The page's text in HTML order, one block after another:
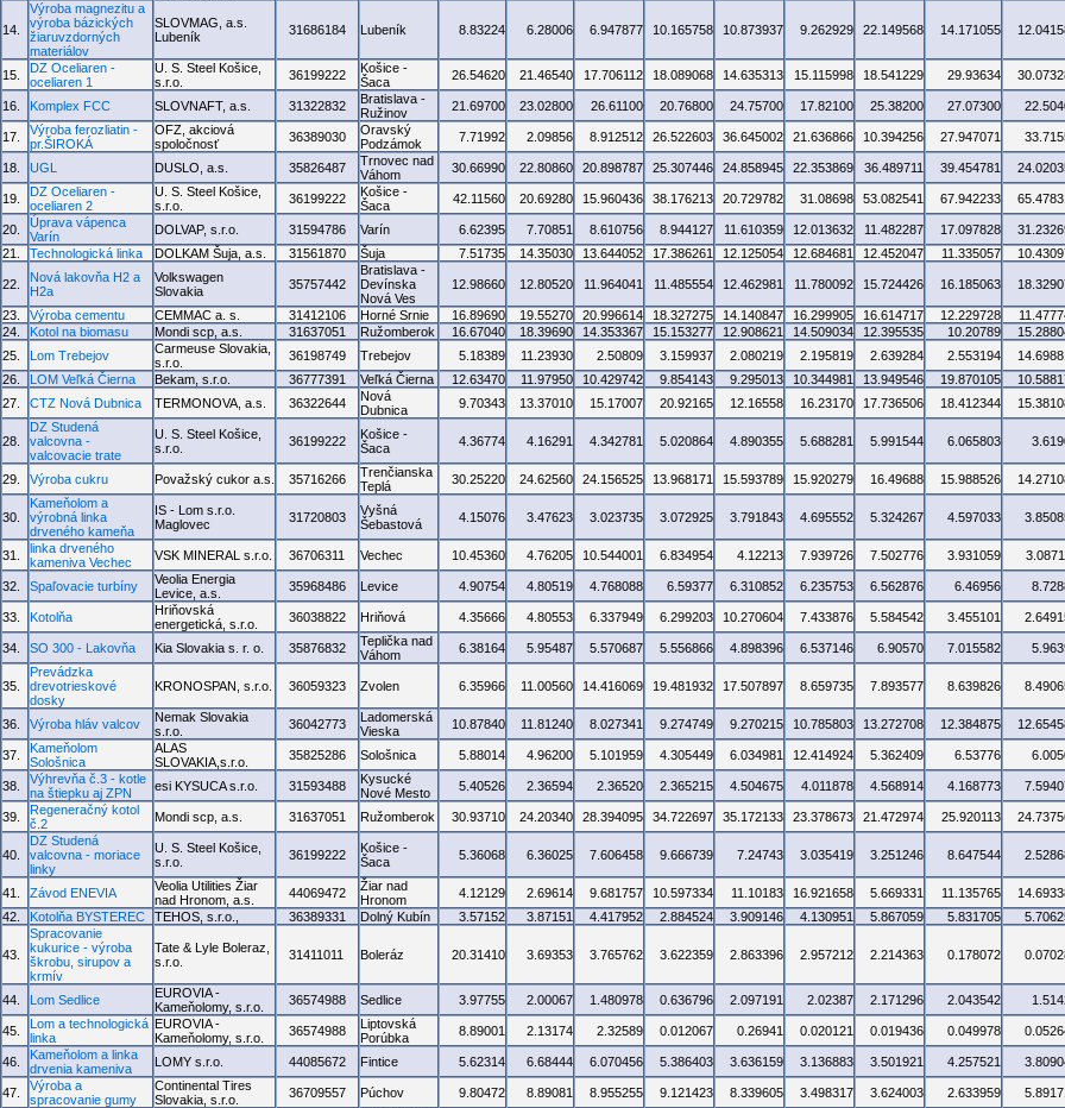
14.
Výroba magnezitu a
výroba bázických
žiaruvzdorných
materiálov
SLOVMAG, a.s.
Lubeník
31686184 Lubeník 8.83224 6.28006 6.947877 10.165758 10.873937 9.262929 22.149568 14.171055
15.
DZ Oceliaren -
oceliaren 1
U. S. Steel Košice,
s.r.o.
36199222
Košice -
Šaca
26.54620 21.46540 17.706112 18.089068 14.635313 15.115998 18.541229 29.93634
16. Komplex FCC SLOVNAFT, a.s. 31322832
Bratislava -
Ružinov
21.69700 23.02800 26.61100 20.76800 24.75700 17.82100 25.38200 27.07300
17.
Výroba ferozliatin -
pr.ŠIROKÁ
OFZ, akciová
spoločnosť
36389030
Oravský
Podzámok
7.71992 2.09856 8.912512 26.522603 36.645002 21.636866 10.394256 27.947071
18. UGL DUSLO, a.s. 35826487
Trnovec nad
Váhom
30.66990 22.80860 20.898787 25.307446 24.858945 22.353869 36.489711 39.454781
19.
DZ Oceliaren -
oceliaren 2
U. S. Steel Košice,
s.r.o.
36199222
Košice -
Šaca
42.11560 20.69280 15.960436 38.176213 20.729782 31.08698 53.082541 67.942233
20.
Úprava vápenca
Varín
DOLVAP, s.r.o. 31594786 Varín 6.62395 7.70851 8.610756 8.944127 11.610359 12.013632 11.482287 17.097828
21.
Technologická linka DOLKAM Šuja, a.s. 31561870 Šuja 7.51735 14.35030 13.644052 17.386261 12.125054 12.684681 12.452047 11.335057
22.
Nová lakovňa H2 a
H2a
Volkswagen
Slovakia
35757442
Bratislava -
Devínska
Nová Ves
12.98660 12.80520 11.964041 11.485554 12.462981 11.780092 15.724426 16.185063
23. Výroba cementu CEMMAC a. s. 31412106 Horné Srnie 16.89690 19.55270 20.996614 18.327275 14.140847 16.299905 16.614717 12.229728
24.
Kotol na biomasu Mondi scp, a.s. 31637051 Ružomberok 16.67040 18.39690 14.353367 15.153277 12.908621 14.509034 12.395535 10.20789
25.
Lom Trebejov
Carmeuse Slovakia,
s.r.o.
36198749 Trebejov 5.18389 11.23930 2.50809 3.159937 2.080219 2.195819 2.639284 2.553194
26.
LOM Veľká Čierna Bekam, s.r.o. 36777391 Veľká Čierna 12.63470 11.97950 10.429742 9.854143 9.295013 10.344981 13.949546 19.870105
27.
CTZ Nová Dubnica TERMONOVA, a.s. 36322644
Nová
Dubnica
9.70343 13.37010 15.17007 20.92165 12.16558 16.23170 17.736506 18.412344
28.
DZ Studená
valcovna -
valcovacie trate
U. S. Steel Košice,
s.r.o.
36199222
Košice -
Šaca
4.36774 4.16291 4.342781 5.020864 4.890355 5.688281 5.991544 6.065803
29. Výroba cukru Považský cukor a.s. 35716266
Trenčianska
Teplá
30.25220 24.62560 24.156525 13.968171 15.593789 15.920279 16.49688 15.988526
30.
Kameňolom a
výrobná linka
drveného kameňa
IS - Lom s.r.o.
Maglovec
31720803
Vyšná
Šebastová
4.15076 3.47623 3.023735 3.072925 3.791843 4.695552 5.324267 4.597033
31.
linka drveného
kameniva Vechec
VSK MINERAL s.r.o. 36706311 Vechec 10.45360 4.76205 10.544001 6.834954 4.12213 7.939726 7.502776 3.931059
32. Spaľovacie turbíny
Veolia Energia
Levice, a.s.
35968486 Levice 4.90754 4.80519 4.768088 6.59377 6.310852 6.235753 6.562876 6.46956
33. Kotolňa
Hriňovská
energetická, s.r.o.
36038822 Hriňová 4.35666 4.80553 6.337949 6.299203 10.270604 7.433876 5.584542 3.455101
34. SO 300 - Lakovňa Kia Slovakia s. r. o. 35876832
Teplička nad
Váhom
6.38164 5.95487 5.570687 5.556866 4.898396 6.537146 6.90570 7.015582
35.
Prevádzka
drevotrieskové
dosky
KRONOSPAN, s.r.o. 36059323 Zvolen 6.35966 11.00560 14.416069 19.481932 17.507897 8.659735 7.893577 8.639826
36. Výroba hláv valcov
Nemak Slovakia
s.r.o.
36042773
Ladomerská
Vieska
10.87840 11.81240 8.027341 9.274749 9.270215 10.785803 13.272708 12.384875
37.
Kameňolom
Sološnica
ALAS
SLOVAKIA,s.r.o.
35825286 Sološnica 5.88014 4.96200 5.101959 4.305449 6.034981 12.414924 5.362409 6.53776
38.
Výhrevňa č.3 - kotle
na štiepku aj ZPN
esi KYSUCA s.r.o. 31593488
Kysucké
Nové Mesto
5.40526 2.36594 2.36520 2.365215 4.504675 4.011878 4.568914 4.168773
39.
Regeneračný kotol
č.2
Mondi scp, a.s. 31637051 Ružomberok 30.93710 24.20340 28.394095 34.722697 35.172133 23.378673 21.472974 25.920113
40.
DZ Studená
valcovna - moriace
linky
U. S. Steel Košice,
s.r.o.
36199222
Košice -
Šaca
5.36068 6.36025 7.606458 9.666739 7.24743 3.035419 3.251246 8.647544
41. Závod ENEVIA
Veolia Utilities Žiar
nad Hronom, a.s.
44069472
Žiar nad
Hronom
4.12129 2.69614 9.681757 10.597334 11.10183 16.921658 5.669331 11.135765
42.
Kotolňa BYSTEREC TEHOS, s.r.o., 36389331 Dolný Kubín 3.57152 3.87151 4.417952 2.884524 3.909146 4.130951 5.867059 5.831705
43.
Spracovanie
kukurice - výroba
škrobu, sirupov a
krmív
Tate & Lyle Boleraz,
s.r.o.
31411011 Boleráz 20.31410 3.69353 3.765762 3.622359 2.863396 2.957212 2.214363 0.178072
44. Lom Sedlice
EUROVIA -
Kameňolomy, s.r.o.
36574988 Sedlice 3.97755 2.00067 1.480978 0.636796 2.097191 2.02387 2.171296 2.043542
45.
Lom a technologická
linka
EUROVIA -
Kameňolomy, s.r.o.
36574988
Liptovská
Porúbka
8.89001 2.13174 2.32589 0.012067 0.26941 0.020121 0.019436 0.049978
46.
Kameňolom a linka
drvenia kameniva
LOMY s.r.o. 44085672 Fintice 5.62314 6.68444 6.070456 5.386403 3.636159 3.136883 3.501921 4.257521
47.
Výroba a
spracovanie gumy
Continental Tires
Slovakia, s.r.o.
36709557 Púchov 9.80472 8.89081 8.955255 9.121423 8.339605 3.498317 3.624003 2.633959